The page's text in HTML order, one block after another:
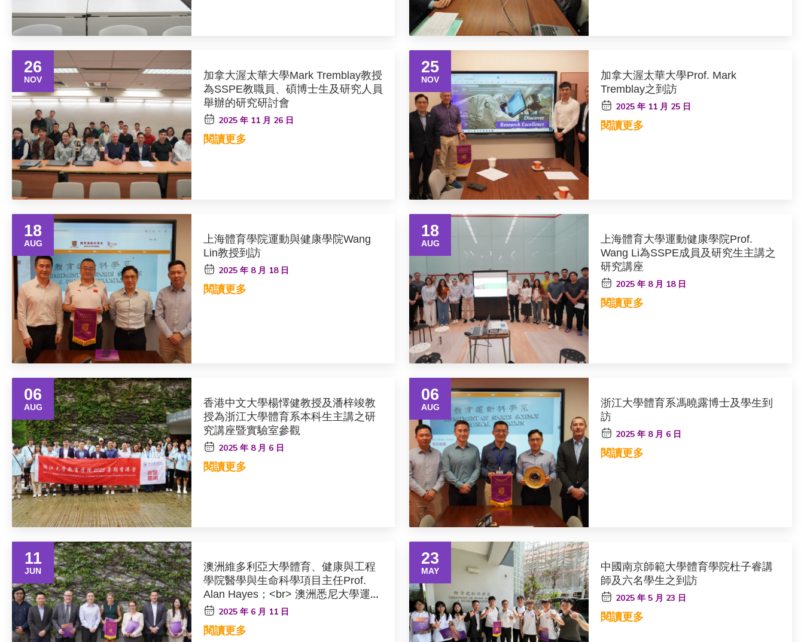
26
NOV
加拿大渥太華大學Mark Tremblay教授
為SSPE教職員、碩博士生及研究人員
舉辦的研究研討會
2025 年 11 月 26 日
閱讀更多
25
NOV
加拿大渥太華大學Prof. Mark
Tremblay之到訪
2025 年 11 月 25 日
閱讀更多
18
AUG
上海體育學院運動與健康學院Wang
Lin教授到訪
2025 年 8 月 18 日
閱讀更多
18
AUG
上海體育大學運動健康學院Prof.
Wang Li為SSPE成員及研究生主講之
研究講座
2025 年 8 月 18 日
閱讀更多
06
AUG
香港中文大學楊懌健教授及潘梓竣教
授為浙江大學體育系本科生主講之研
究講座暨實驗室參觀
2025 年 8 月 6 日
閱讀更多
06
AUG
浙江大學體育系馮曉露博士及學生到
訪
2025 年 8 月 6 日
閱讀更多
11
JUN
澳洲維多利亞大學體育、健康與工程
學院醫學與生命科學項目主任Prof.
Alan Hayes；<br> 澳洲悉尼大學運動
與體育科學學科高級講師Dr Elizabeth
Cayanan；<br> 澳洲迪肯大學運動與
營養科學學院高級講師Dr Amelia
2025 年 6 月 11 日
閱讀更多
23
MAY
中國南京師範大學體育學院杜子睿講
師及六名學生之到訪
2025 年 5 月 23 日
閱讀更多